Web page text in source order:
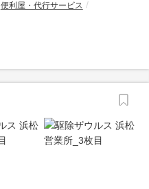
便利屋・代行サービス